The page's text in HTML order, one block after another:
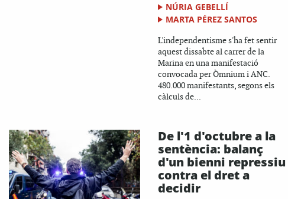
NÚRIA GEBELLÍ
MARTA PÉREZ SANTOS
L'independentisme s'ha fet sentir
aquest dissabte al carrer de la
Marina en una manifestació
convocada per Òmnium i ANC.
480.000 manifestants, segons els
càlculs de...
De l'1 d'octubre a la
sentència: balanç
d'un bienni repressiu
contra el dret a
decidir